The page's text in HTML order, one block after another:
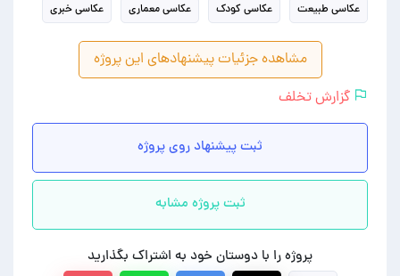
عکاسی طبیعت عکاسی کودک عکاسی معماری عکاسی خبری
مشاهده جزئیات پیشنهادهای این پروژه
گزارش تخلف
ثبت پیشنهاد روی پروژه
ثبت پروژه مشابه
پروژه را با دوستان خود به اشتراک بگذارید